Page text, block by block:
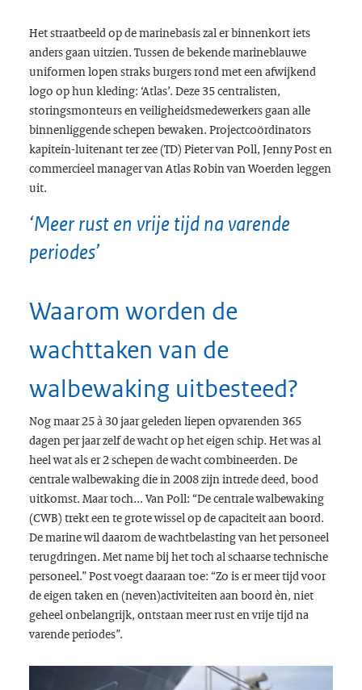
Het straatbeeld op de marinebasis zal er binnenkort iets
anders gaan uitzien. Tussen de bekende marineblauwe
uniformen lopen straks burgers rond met een afwijkend
logo op hun kleding: ‘Atlas’. Deze 35 centralisten,
storingsmonteurs en veiligheidsmedewerkers gaan alle
binnenliggende schepen bewaken. Projectcoördinators
kapitein-luitenant ter zee (TD) Pieter van Poll, Jenny Post en
commercieel manager van Atlas Robin van Woerden leggen
uit.
‘Meer rust en vrije tijd na varende
periodes’
Waarom worden de
wachttaken van de
walbewaking uitbesteed?
Nog maar 25 à 30 jaar geleden liepen opvarenden 365
dagen per jaar zelf de wacht op het eigen schip. Het was al
heel wat als er 2 schepen de wacht combineerden. De
centrale walbewaking die in 2008 zijn intrede deed, bood
uitkomst. Maar toch... Van Poll: “De centrale walbewaking
(CWB) trekt een te grote wissel op de capaciteit aan boord.
De marine wil daarom de wachtbelasting van het personeel
terugdringen. Met name bij het toch al schaarse technische
personeel.” Post voegt daaraan toe: “Zo is er meer tijd voor
de eigen taken en (neven)activiteiten aan boord èn, niet
geheel onbelangrijk, ontstaan meer rust en vrije tijd na
varende periodes”.